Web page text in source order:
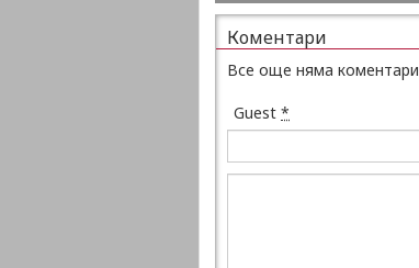
Коментари
Все още няма коментари
Guest *